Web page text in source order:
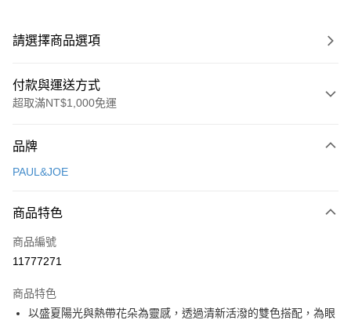
請選擇商品選項
付款與運送方式
超取滿NT$1,000免運
信用卡一次付款
Apple Pay
街口支付
Google Pay
品牌
PAUL&JOE
商品特色
商品編號
11777271
商品特色
以盛夏陽光與熱帶花朵為靈感，透過清新活潑的雙色搭配，為眼